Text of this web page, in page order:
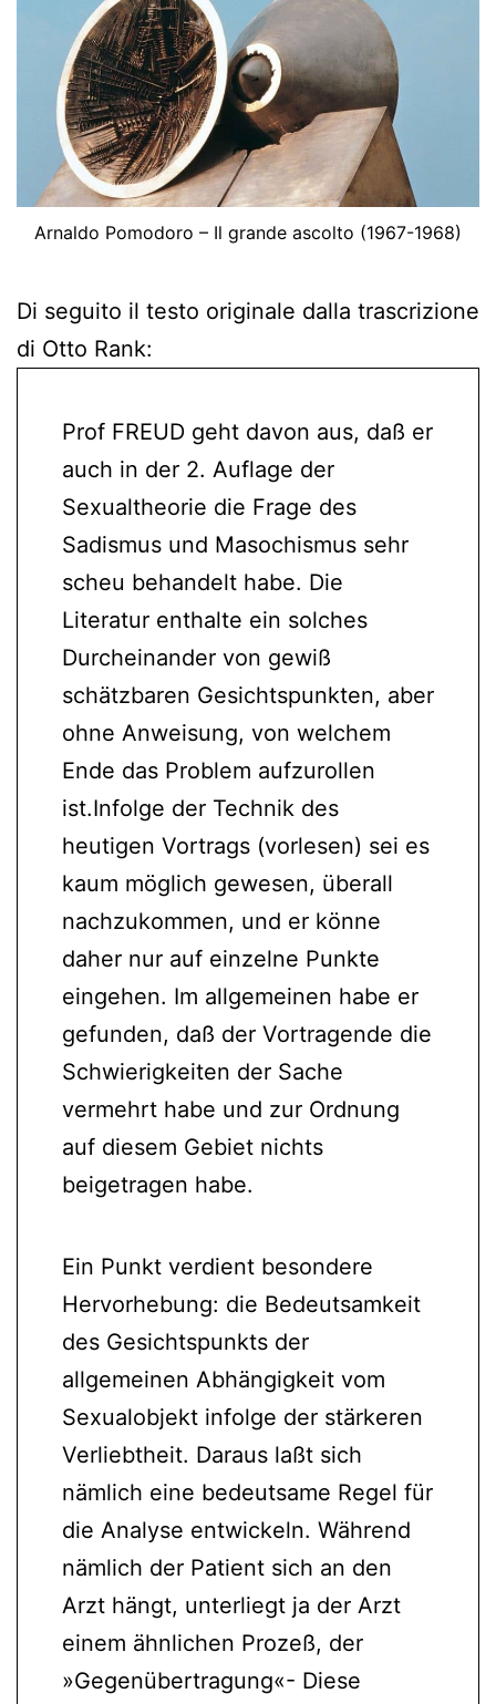
Arnaldo Pomodoro – Il grande ascolto (1967-1968)
Di seguito il testo originale dalla trascrizione
di Otto Rank:
Prof FREUD geht davon aus, daß er
auch in der 2. Auflage der
Sexualtheorie die Frage des
Sadismus und Masochismus sehr
scheu behandelt habe. Die
Literatur enthalte ein solches
Durcheinander von gewiß
schätzbaren Gesichtspunkten, aber
ohne Anweisung, von welchem
Ende das Problem aufzurollen
ist.Infolge der Technik des
heutigen Vortrags (vorlesen) sei es
kaum möglich gewesen, überall
nachzukommen, und er könne
daher nur auf einzelne Punkte
eingehen. Im allgemeinen habe er
gefunden, daß der Vortragende die
Schwierigkeiten der Sache
vermehrt habe und zur Ordnung
auf diesem Gebiet nichts
beigetragen habe.
Ein Punkt verdient besondere
Hervorhebung: die Bedeutsamkeit
des Gesichtspunkts der
allgemeinen Abhängigkeit vom
Sexualobjekt infolge der stärkeren
Verliebtheit. Daraus laßt sich
nämlich eine bedeutsame Regel für
die Analyse entwickeln. Während
nämlich der Patient sich an den
Arzt hängt, unterliegt ja der Arzt
einem ähnlichen Prozeß, der
»Gegenübertragung«- Diese